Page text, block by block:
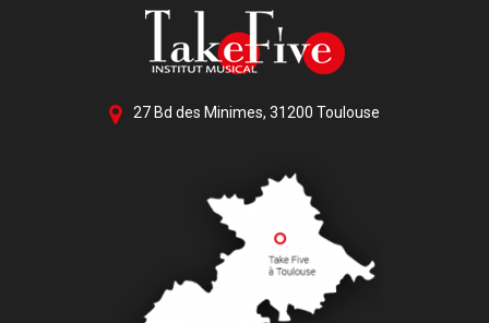
27 Bd des Minimes, 31200 Toulouse